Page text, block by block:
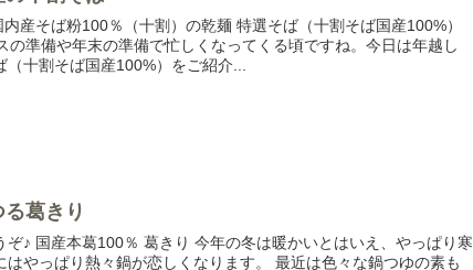
産そば粉100％（十割）の乾麺 特選そば（十割そば国産100%）
の準備や年末の準備で忙しくなってくる頃ですね。今日は年越し
（十割そば国産100%）をご紹介...
葛きり
ぞ♪ 国産本葛100％ 葛きり 今年の冬は暖かいとはいえ、やっぱり寒
はやっぱり熱々鍋が恋しくなります。 最近は色々な鍋つゆの素も